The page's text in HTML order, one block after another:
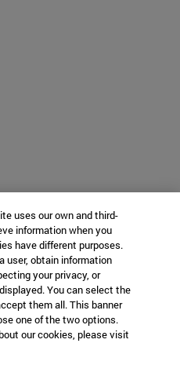
uses our own and third-
information when you
have different purposes.
user, obtain information
your privacy, or
You can select the
them all. This banner
one of the two options.
our cookies, please visit